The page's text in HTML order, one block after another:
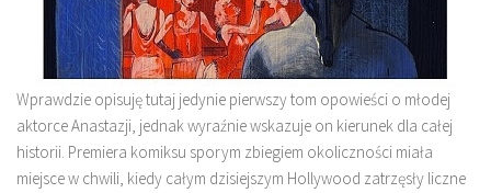
Wprawdzie opisuję tutaj jedynie pierwszy tom opowieści o młodej
aktorce Anastazji, jednak wyraźnie wskazuje on kierunek dla całej
historii. Premiera komiksu sporym zbiegiem okoliczności miała
miejsce w chwili, kiedy całym dzisiejszym Hollywood zatrzęsły liczne